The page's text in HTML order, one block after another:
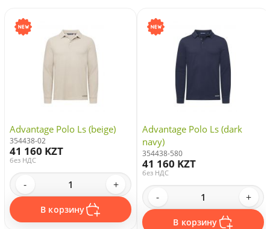
Advantage Polo Ls (beige)
354438-02
41 160 KZT
без НДС
- +
В корзину
Advantage Polo Ls (dark
navy)
354438-580
41 160 KZT
без НДС
- +
В корзину